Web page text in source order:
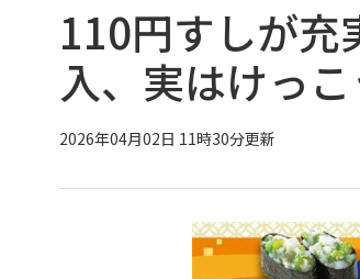
110円すしが充
入、実はけっ
2026年04月02日 11時30分更新